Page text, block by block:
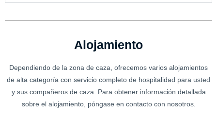
Alojamiento
Dependiendo de la zona de caza, ofrecemos varios alojamientos
de alta categoría con servicio completo de hospitalidad para usted
y sus compañeros de caza. Para obtener información detallada
sobre el alojamiento, póngase en contacto con nosotros.